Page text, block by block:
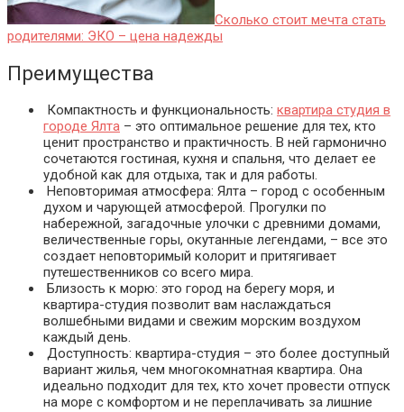
Сколько стоит мечта стать
родителями: ЭКО – цена надежды
Преимущества
Компактность и функциональность: квартира студия в
городе Ялта – это оптимальное решение для тех, кто
ценит пространство и практичность. В ней гармонично
сочетаются гостиная, кухня и спальня, что делает ее
удобной как для отдыха, так и для работы.
Неповторимая атмосфера: Ялта – город с особенным
духом и чарующей атмосферой. Прогулки по
набережной, загадочные улочки с древними домами,
величественные горы, окутанные легендами, – все это
создает неповторимый колорит и притягивает
путешественников со всего мира.
Близость к морю: это город на берегу моря, и
квартира-студия позволит вам наслаждаться
волшебными видами и свежим морским воздухом
каждый день.
Доступность: квартира-студия – это более доступный
вариант жилья, чем многокомнатная квартира. Она
идеально подходит для тех, кто хочет провести отпуск
на море с комфортом и не переплачивать за лишние